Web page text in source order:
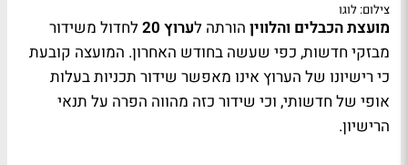
צילום: לוגו
מועצת הכבלים והלווין הורתה לערוץ 20
לחדול משידור
מבזקי חדשות, כפי שעשה בחודש האחרון. המועצה קובעת
כי רישיונו של הערוץ אינו מאפשר שידור תכניות בעלות
אופי של חדשותי, וכי שידור כזה מהווה הפרה על תנאי
הרישיון.